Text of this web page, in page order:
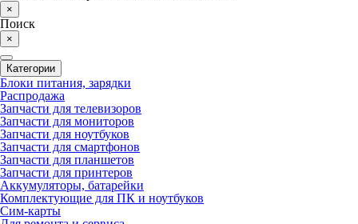
×
Поиск
×
Категории
Блоки питания, зарядки
Распродажа
Запчасти для телевизоров
Запчасти для мониторов
Запчасти для ноутбуков
Запчасти для смартфонов
Запчасти для планшетов
Запчасти для принтеров
Аккумуляторы, батарейки
Комплектующие для ПК и ноутбуков
Сим-карты